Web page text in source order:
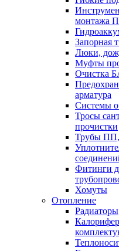
монтажа
Запорная
Люки,
Муфты
Очистка
арматура
Системы
Тросы
прочистки
Трубы
Фитинги
Хомуты
Отопление
Радиаторы